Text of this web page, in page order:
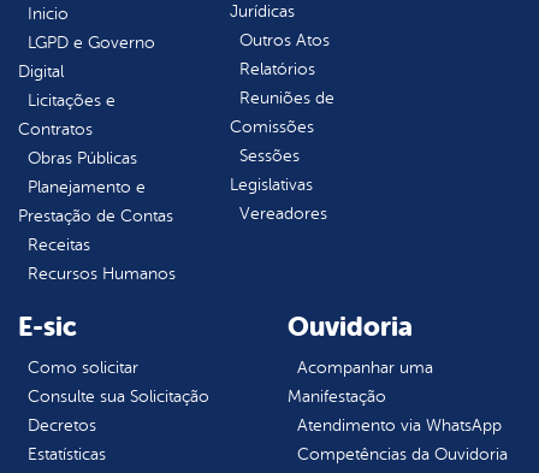
Inicio
LGPD e Governo
Digital
Licitações e
Contratos
Obras Públicas
Planejamento e
Prestação de Contas
Receitas
Recursos Humanos
Jurídicas
Outros Atos
Relatórios
Reuniões de
Comissões
Sessões
Legislativas
Vereadores
E-sic
Como solicitar
Consulte sua Solicitação
Decretos
Estatísticas
Ouvidoria
Acompanhar uma
Manifestação
Atendimento via WhatsApp
Competências da Ouvidoria